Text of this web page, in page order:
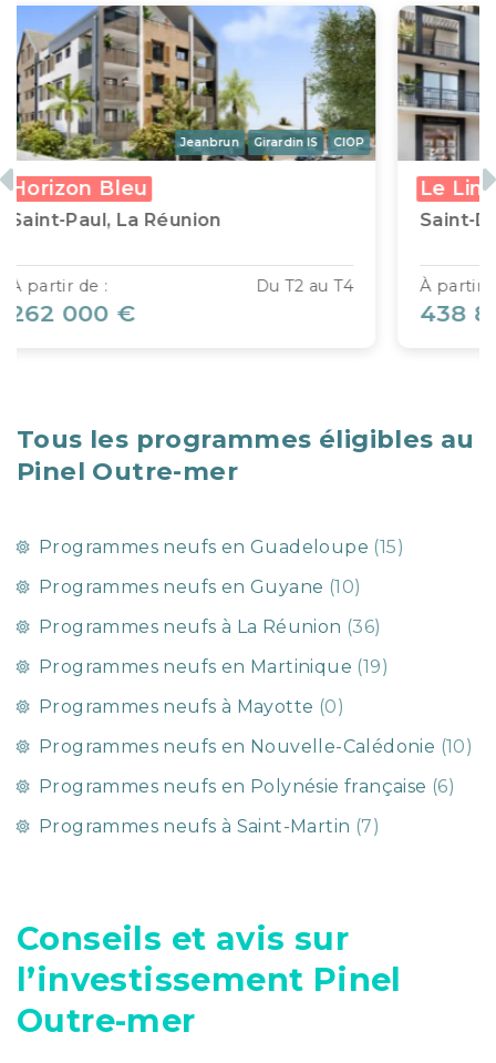
Jeanbrun Girardin IS CIOP
Réunion Saint-Denis, La
À partir de :
438 836 €
Tous les programmes éligibles au
Pinel Outre-mer
Programmes neufs en Guadeloupe (15)
Programmes neufs en Guyane (10)
Programmes neufs à La Réunion (36)
Programmes neufs en Martinique (19)
Programmes neufs à Mayotte (0)
Programmes neufs en Nouvelle-Calédonie (10)
Programmes neufs en Polynésie française (6)
Programmes neufs à Saint-Martin (7)
Conseils et avis sur
l’investissement Pinel
Outre-mer